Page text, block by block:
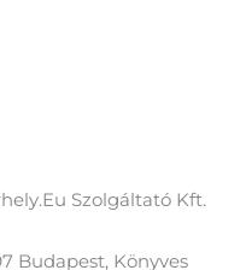
Szolgáltató Kft.
Budapest, Könyves